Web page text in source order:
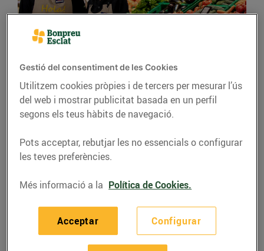
Bon Preu implementa
un incentiu d’objectius i
pagarà fins a una
mensualitat més a l’any
als seus
col·laboradors/es
Bon Preu posa en marxa l’incentiu Bon
Preu per comprometre, motivar i
incentivar a tots els col•laboradors/es.
Gestió del consentiment de les Cookies
Utilitzem cookies pròpies i de tercers per mesurar l’ús
del web i mostrar publicitat basada en un perfil
segons els teus hàbits de navegació.
Pots acceptar, rebutjar les no essencials o configurar
les teves preferències.
Més informació a la Política de Cookies.
Configurar
Acceptar